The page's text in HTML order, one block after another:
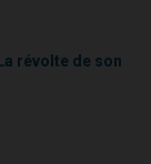
révolte de son